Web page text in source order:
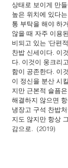
상태로 보이게 만
높은 위치에 있다
통 부탁을 해야 하
않을 때 자주 이용
비되고 있는 ‘단편
찬밥 신세이다. 이
다. 이것이 웅크리
함이 공존한다. 이
이 정신을 분산 시
지만 근본적 슬픔
해결하지 않으면
냉장고 구석 찬밥
지도 않지만 항상
감으로. (2019)